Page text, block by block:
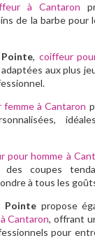
à Cantaron
de la barbe pour
, coiffeur
aux plus
à Cantaron
pour homme à
coupes
à tous les
Pointe propose
Cantaron, offrant
pour